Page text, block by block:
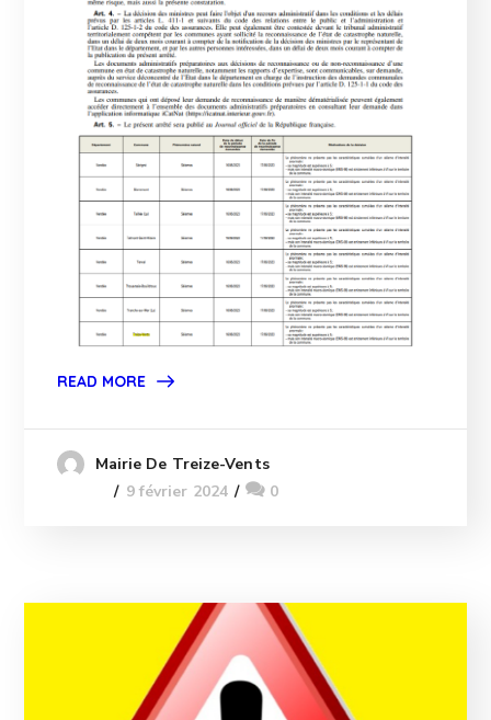
READ MORE
Mairie De Treize-Vents
9 février 2024
0